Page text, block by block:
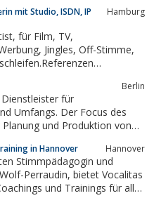
mit Studio, ISDN, IP
Hamburg
Hitachi,
Berlin
für
Umfangs. Der Focus des
und Produktion von
in Hannover Hannover
Stimmpädagogin und
und Trainings für alle